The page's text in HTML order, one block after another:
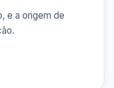
e a origem de